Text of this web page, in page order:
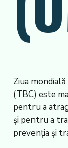
Ziua
(TBC) este
pentru a
și pentru a
prevenția și